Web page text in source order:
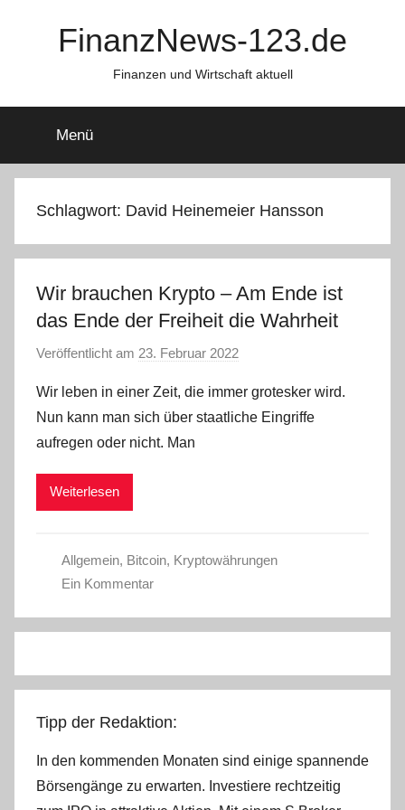
FinanzNews-123.de
Finanzen und Wirtschaft aktuell
Menü
Schlagwort: David Heinemeier Hansson
Wir brauchen Krypto – Am Ende ist
das Ende der Freiheit die Wahrheit
Veröffentlicht am 23. Februar 2022
n
a
Wir leben in einer Zeit, die immer grotesker wird.
Nun kann man sich über staatliche Eingriffe
aufregen oder nicht. Man
Weiterlesen
Allgemein, Bitcoin, Kryptowährungen
Ein Kommentar
Tipp der Redaktion:
In den kommenden Monaten sind einige spannende
Börsengänge zu erwarten. Investiere rechtzeitig